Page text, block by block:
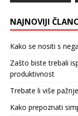
NAJNOVIJI
Kako se nositi s
Zašto biste trebali
produktivnost
Trebate li više
Kako prepoznati